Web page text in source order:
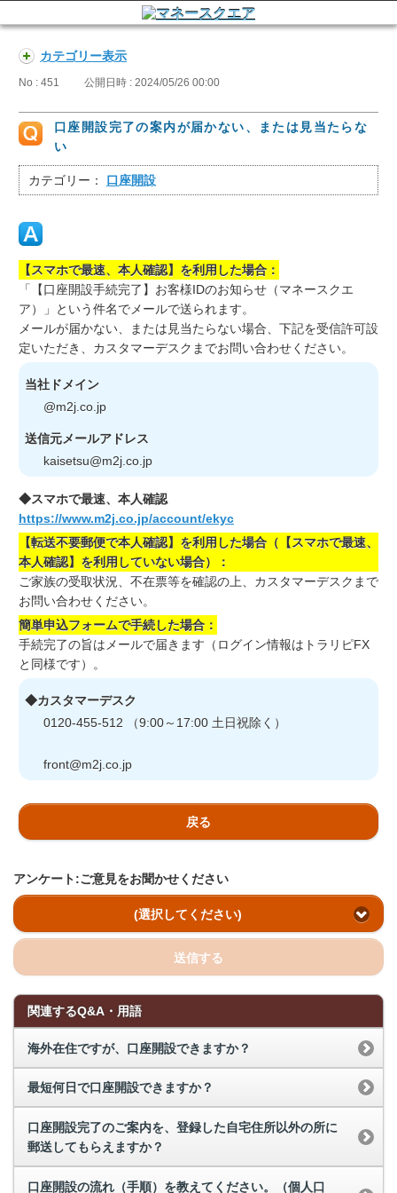
カテゴリー表示
No : 451 公開日時 : 2024/05/26 00:00
口座開設完了の案内が届かない、または見当たらな
い
カテゴリー： 口座開設
【スマホで最速、本人確認】を利用した場合：
「【口座開設手続完了】お客様IDのお知らせ（マネースクエ
ア）」という件名でメールで送られます。
メールが届かない、または見当たらない場合、下記を受信許可設
定いただき、カスタマーデスクまでお問い合わせください。
当社ドメイン
@m2j.co.jp
送信元メールアドレス
kaisetsu@m2j.co.jp
◆スマホで最速、本人確認
https://www.m2j.co.jp/account/ekyc
【転送不要郵便で本人確認】を利用した場合（【スマホで最速、
本人確認】を利用していない場合）：
ご家族の受取状況、不在票等を確認の上、カスタマーデスクまで
お問い合わせください。
簡単申込フォームで手続した場合：
手続完了の旨はメールで届きます（ログイン情報はトラリピFX
と同様です）。
◆カスタマーデスク
0120-455-512 （9:00～17:00 土日祝除く）
front@m2j.co.jp
戻る
アンケート:ご意見をお聞かせください
(選択してください)
送信する
関連するQ&A・用語
海外在住ですが、口座開設できますか？
最短何日で口座開設できますか？
口座開設完了のご案内を、登録した自宅住所以外の所に
郵送してもらえますか？
口座開設の流れ（手順）を教えてください。（個人口